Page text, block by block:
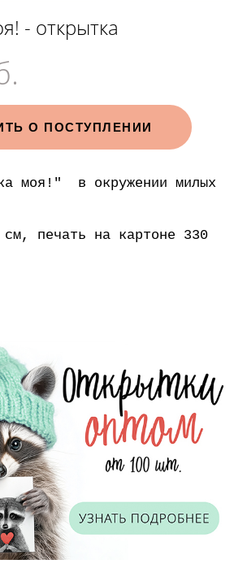
- открытка
О ПОСТУПЛЕНИИ
моя!" в окружении милых
см, печать на картоне 330